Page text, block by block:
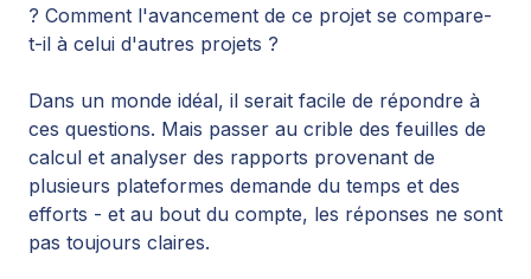
? Comment l'avancement de ce projet se compare-
t-il à celui d'autres projets ?
Dans un monde idéal, il serait facile de répondre à
ces questions. Mais passer au crible des feuilles de
calcul et analyser des rapports provenant de
plusieurs plateformes demande du temps et des
efforts - et au bout du compte, les réponses ne sont
pas toujours claires.